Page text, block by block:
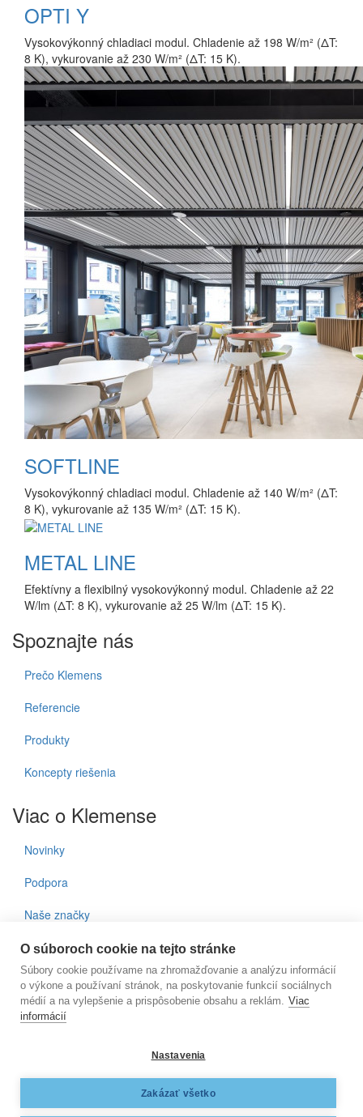
OPTI Y
Vysokovýkonný chladiaci modul. Chladenie až 198 W/m² (ΔT:
8 K), vykurovanie až 230 W/m² (ΔT: 15 K).
SOFTLINE
Vysokovýkonný chladiaci modul. Chladenie až 140 W/m² (ΔT:
8 K), vykurovanie až 135 W/m² (ΔT: 15 K).
METAL LINE
Efektívny a flexibilný vysokovýkonný modul. Chladenie až 22
W/lm (ΔT: 8 K), vykurovanie až 25 W/lm (ΔT: 15 K).
Spoznajte nás
Prečo Klemens
Referencie
Produkty
Koncepty riešenia
Viac o Klemense
Novinky
Podpora
Naše značky
Kontakty
Prihlásenie do noviniek
E-mail
KLEMENS, s.r.o., Nižnianska 6572/2, 080 06 Ľubotice, e-
klemens@klemens.sk, mobil: +42 (1) 917 350 013
O súboroch cookie na tejto stránke
Súbory cookie používame na zhromažďovanie a analýzu informácií
o výkone a používaní stránok, na poskytovanie funkcií sociálnych
médií a na vylepšenie a prispôsobenie obsahu a reklám. Viac
informácií
Nastavenia
Zakázať všetko